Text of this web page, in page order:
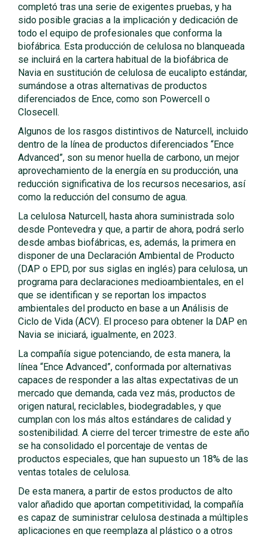
completó tras una serie de exigentes pruebas, y ha
sido posible gracias a la implicación y dedicación de
todo el equipo de profesionales que conforma la
biofábrica. Esta producción de celulosa no blanqueada
se incluirá en la cartera habitual de la biofábrica de
Navia en sustitución de celulosa de eucalipto estándar,
sumándose a otras alternativas de productos
diferenciados de Ence, como son Powercell o
Closecell.
Algunos de los rasgos distintivos de Naturcell, incluido
dentro de la línea de productos diferenciados “Ence
Advanced”, son su menor huella de carbono, un mejor
aprovechamiento de la energía en su producción, una
reducción significativa de los recursos necesarios, así
como la reducción del consumo de agua.
La celulosa Naturcell, hasta ahora suministrada solo
desde Pontevedra y que, a partir de ahora, podrá serlo
desde ambas biofábricas, es, además, la primera en
disponer de una Declaración Ambiental de Producto
(DAP o EPD, por sus siglas en inglés) para celulosa, un
programa para declaraciones medioambientales, en el
que se identifican y se reportan los impactos
ambientales del producto en base a un Análisis de
Ciclo de Vida (ACV). El proceso para obtener la DAP en
Navia se iniciará, igualmente, en 2023.
La compañía sigue potenciando, de esta manera, la
línea “Ence Advanced”, conformada por alternativas
capaces de responder a las altas expectativas de un
mercado que demanda, cada vez más, productos de
origen natural, reciclables, biodegradables, y que
cumplan con los más altos estándares de calidad y
sostenibilidad. A cierre del tercer trimestre de este año
se ha consolidado el porcentaje de ventas de
productos especiales, que han supuesto un 18% de las
ventas totales de celulosa.
De esta manera, a partir de estos productos de alto
valor añadido que aportan competitividad, la compañía
es capaz de suministrar celulosa destinada a múltiples
aplicaciones en que reemplaza al plástico o a otros